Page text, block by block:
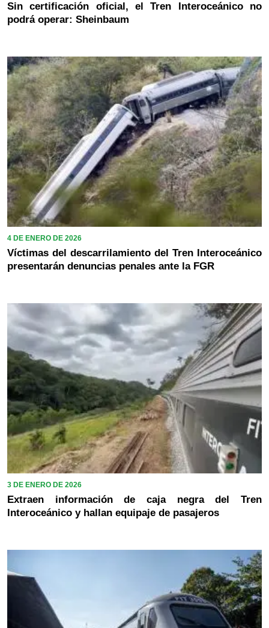
Sin certificación oficial, el Tren Interoceánico no
podrá operar: Sheinbaum
4 DE ENERO DE 2026
Víctimas del descarrilamiento del Tren Interoceánico
presentarán denuncias penales ante la FGR
3 DE ENERO DE 2026
Extraen información de caja negra del Tren
Interoceánico y hallan equipaje de pasajeros